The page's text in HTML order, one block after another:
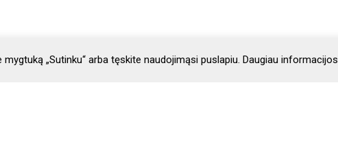
„Sutinku“ arba tęskite naudojimąsi puslapiu. Daugiau informacijos